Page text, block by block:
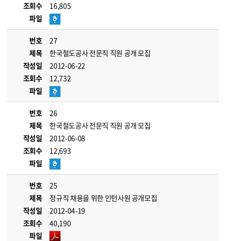
조회수
16,805
파일
번호
27
제목
한국철도공사 전문직 직원 공개 모집
작성일
2012-06-22
조회수
12,732
파일
번호
26
제목
한국철도공사 전문직 직원 공개 모집
작성일
2012-06-08
조회수
12,693
파일
번호
25
제목
정규직 채용을 위한 인턴사원 공개모집
작성일
2012-04-19
조회수
40,190
파일